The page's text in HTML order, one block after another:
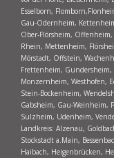
Esselborn,
Gau-Odernheim,
Ober-Flörsheim,
Rhein, Mettenheim,
Mörstadt, Offstein,
Frettenheim,
Monzernheim, Westhofen,
Stein-Bockenheim,
Gabsheim, Gau-Weinheim,
Sulzheim, Udenheim,
Landkreis: Alzenau,
Stockstadt a.Main,
Haibach, Heigenbrücken,